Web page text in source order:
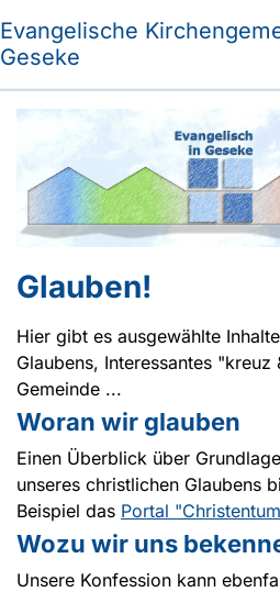
Evangelische
Geseke
Glauben!
Hier gibt es ausgewählte
Glaubens, Interessantes "kreuz
Gemeinde ...
Woran wir glauben
Einen Überblick über
unseres christlichen Glaubens
Beispiel das Portal
Wozu wir uns
Unsere Konfession kann